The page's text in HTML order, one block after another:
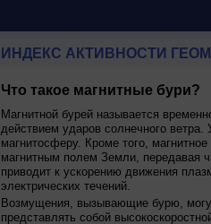
ИНДЕКС АКТИВНОСТИ
Что такое магнитные бури?
Магнитной бурей называется
действием ударов солнечного ветра.
магнитосферу. Кроме того,
магнитным полем Земли, передавая
приводит к ускорению движения
электрических течений.
Возмущения, вызывающие бурю,
представлять собой